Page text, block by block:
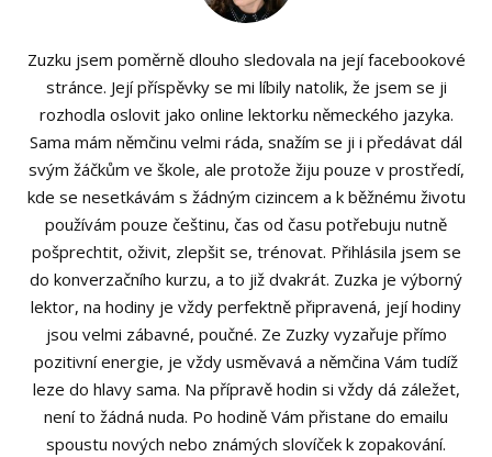
Zuzku jsem poměrně dlouho sledovala na její facebookové
stránce. Její příspěvky se mi líbily natolik, že jsem se ji
rozhodla oslovit jako online lektorku německého jazyka.
Sama mám němčinu velmi ráda, snažím se ji i předávat dál
svým žáčkům ve škole, ale protože žiju pouze v prostředí,
kde se nesetkávám s žádným cizincem a k běžnému životu
používám pouze češtinu, čas od času potřebuju nutně
pošprechtit, oživit, zlepšit se, trénovat. Přihlásila jsem se
do konverzačního kurzu, a to již dvakrát. Zuzka je výborný
lektor, na hodiny je vždy perfektně připravená, její hodiny
jsou velmi zábavné, poučné. Ze Zuzky vyzařuje přímo
pozitivní energie, je vždy usměvavá a němčina Vám tudíž
leze do hlavy sama. Na přípravě hodin si vždy dá záležet,
není to žádná nuda. Po hodině Vám přistane do emailu
spoustu nových nebo známých slovíček k zopakování.